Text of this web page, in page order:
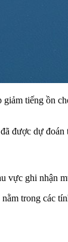
tiếng ồn
được dự đoán
vực ghi nhận
trong các